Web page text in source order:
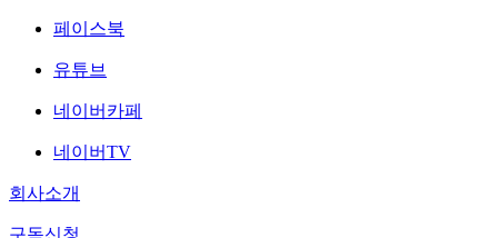
페이스북
유튜브
네이버카페
네이버TV
회사소개